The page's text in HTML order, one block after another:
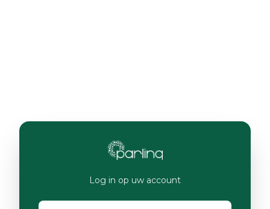
Log in op uw account